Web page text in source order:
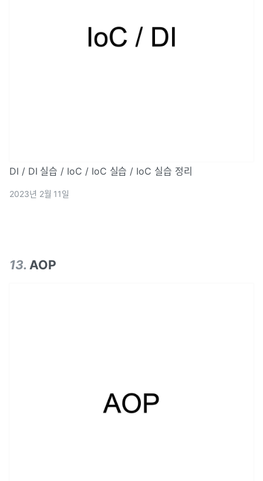
DI / DI 실습 / IoC / IoC 실습 / IoC 실습 정리
2023년 2월 11일
13. AOP